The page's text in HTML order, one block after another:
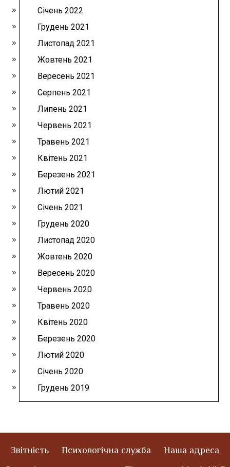
Січень 2022
Грудень 2021
Листопад 2021
Жовтень 2021
Вересень 2021
Серпень 2021
Липень 2021
Червень 2021
Травень 2021
Квітень 2021
Березень 2021
Лютий 2021
Січень 2021
Грудень 2020
Листопад 2020
Жовтень 2020
Вересень 2020
Червень 2020
Травень 2020
Квітень 2020
Березень 2020
Лютий 2020
Січень 2020
Грудень 2019
Звітність Психологічна служба
Наша адреса